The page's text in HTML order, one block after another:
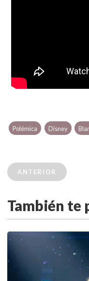
Polémica Disney
ANTERIOR
También te